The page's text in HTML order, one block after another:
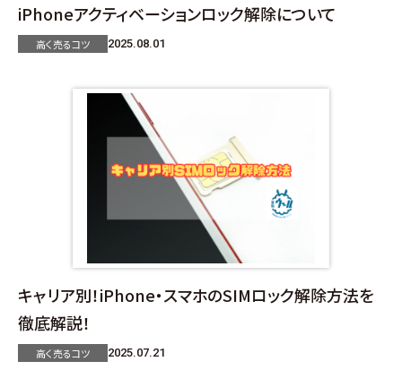
iPhoneアクティベーションロック解除について
高く売るコツ 2025.08.01
キャリア別！iPhone・スマホのSIMロック解除方法を
徹底解説！
高く売るコツ 2025.07.21